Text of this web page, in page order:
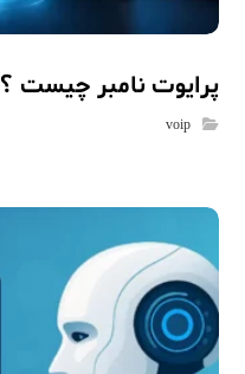
پرایوت نامبر چیست ؟
voip